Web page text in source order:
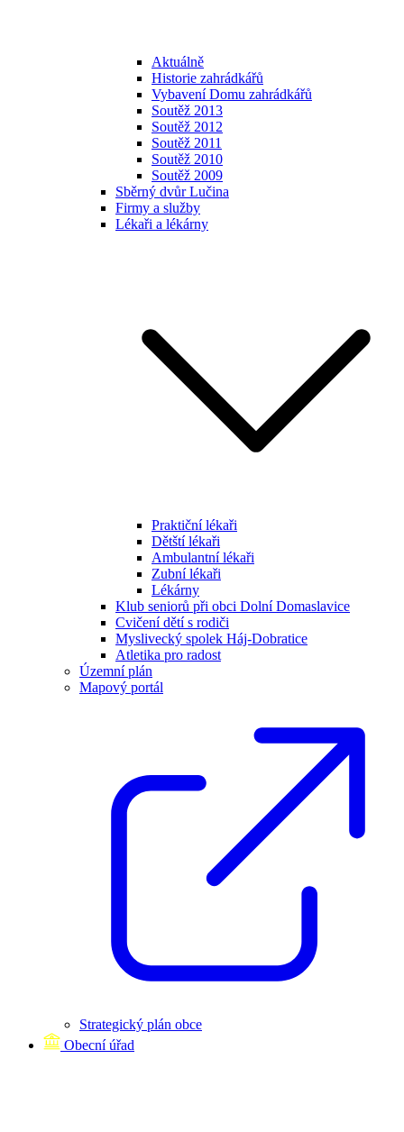
Aktuálně
Historie zahrádkářů
Vybavení Domu zahrádkářů
Soutěž 2013
Soutěž 2012
Soutěž 2011
Soutěž 2010
Soutěž 2009
Sběrný dvůr Lučina
Firmy a služby
Lékaři a lékárny
Praktiční lékaři
Dětští lékaři
Ambulantní lékaři
Zubní lékaři
Lékárny
Klub seniorů při obci Dolní Domaslavice
Cvičení dětí s rodiči
Myslivecký spolek Háj-Dobratice
Atletika pro radost
Územní plán
Mapový portál
Strategický plán obce
Obecní úřad